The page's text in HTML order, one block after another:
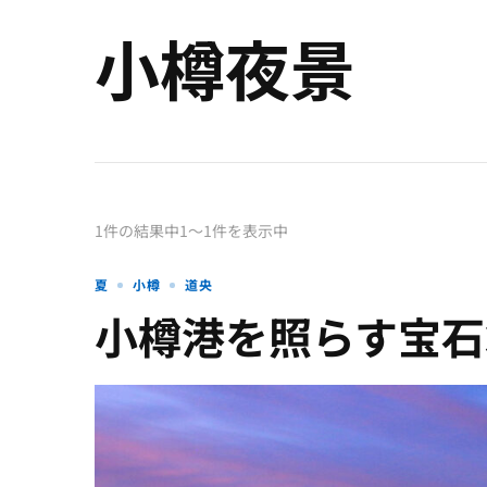
小樽夜景
1件の結果中1〜1件を表示中
夏 小樽 道央
小樽港を照らす宝